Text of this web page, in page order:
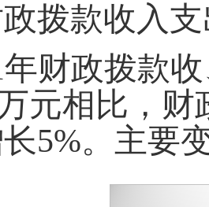
政拨款收入
年财政拨款
元相比，财
5%。主要